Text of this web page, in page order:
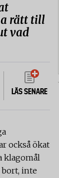
rätt till
vad
LÄS SENARE
också ökat
klagomål
inte